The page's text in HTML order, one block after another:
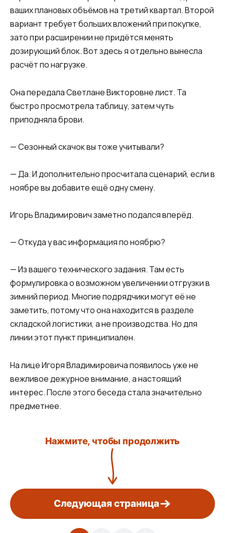
ваших плановых объёмов на третий квартал. Второй
вариант требует больших вложений при покупке,
зато при расширении не придётся менять
дозирующий блок. Вот здесь я отдельно вынесла
расчёт по нагрузке.
Она передала Светлане Викторовне лист. Та
быстро просмотрела таблицу, затем чуть
приподняла брови.
— Сезонный скачок вы тоже учитывали?
— Да. И дополнительно просчитала сценарий, если в
ноябре вы добавите ещё одну смену.
Игорь Владимирович заметно подался вперёд.
— Откуда у вас информация по ноябрю?
— Из вашего технического задания. Там есть
формулировка о возможном увеличении отгрузки в
зимний период. Многие подрядчики могут её не
заметить, потому что она находится в разделе
складской логистики, а не производства. Но для
линии этот пункт принципиален.
На лице Игоря Владимировича появилось уже не
вежливое дежурное внимание, а настоящий
интерес. После этого беседа стала значительно
предметнее.
Нажмите, чтобы продолжить
Следующая страница